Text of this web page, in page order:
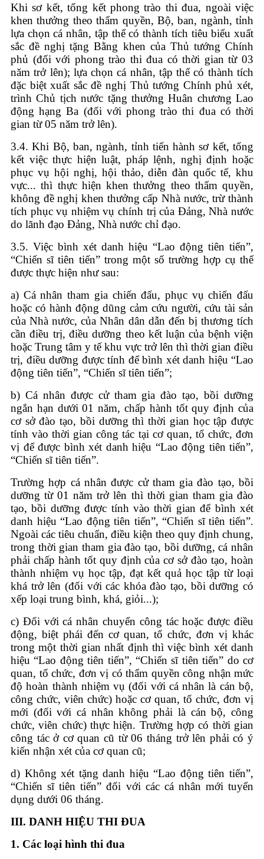
Khi sơ kết, tổng kết phong trào thi đua, ngoài việc
khen thưởng theo thẩm quyền, Bộ, ban, ngành, tỉnh
lựa chọn cá nhân, tập thể có thành tích tiêu biểu xuất
sắc đề nghị tặng Bằng khen của Thủ tướng Chính
phủ (đối với phong trào thi đua có thời gian từ 03
năm trở lên); lựa chọn cá nhân, tập thể có thành tích
đặc biệt xuất sắc đề nghị Thủ tướng Chính phủ xét,
trình Chủ tịch nước tặng thưởng Huân chương Lao
động hạng Ba (đối với phong trào thi đua có thời
gian từ 05 năm trở lên).
3.4. Khi Bộ, ban, ngành, tỉnh tiến hành sơ kết, tổng
kết việc thực hiện luật, pháp lệnh, nghị định hoặc
phục vụ hội nghị, hội thảo, diễn đàn quốc tế, khu
vực... thì thực hiện khen thưởng theo thẩm quyền,
không đề nghị khen thưởng cấp Nhà nước, trừ thành
tích phục vụ nhiệm vụ chính trị của Đảng, Nhà nước
do lãnh đạo Đảng, Nhà nước chỉ đạo.
3.5. Việc bình xét danh hiệu “Lao động tiên tiến”,
“Chiến sĩ tiên tiến” trong một số trường hợp cụ thể
được thực hiện như sau:
a) Cá nhân tham gia chiến đấu, phục vụ chiến đấu
hoặc có hành động dũng cảm cứu người, cứu tài sản
của Nhà nước, của Nhân dân dẫn đến bị thương tích
cần điều trị, điều dưỡng theo kết luận của bệnh viện
hoặc Trung tâm y tế khu vực trở lên thì thời gian điều
trị, điều dưỡng được tính để bình xét danh hiệu “Lao
động tiên tiến”, “Chiến sĩ tiên tiến”;
b) Cá nhân được cử tham gia đào tạo, bồi dưỡng
ngắn hạn dưới 01 năm, chấp hành tốt quy định của
cơ sở đào tạo, bồi dưỡng thì thời gian học tập được
tính vào thời gian công tác tại cơ quan, tổ chức, đơn
vị để được bình xét danh hiệu “Lao động tiên tiến”,
“Chiến sĩ tiên tiến”.
Trường hợp cá nhân được cử tham gia đào tạo, bồi
dưỡng từ 01 năm trở lên thì thời gian tham gia đào
tạo, bồi dưỡng được tính vào thời gian để bình xét
danh hiệu “Lao động tiên tiến”, “Chiến sĩ tiên tiến”.
Ngoài các tiêu chuẩn, điều kiện theo quy định chung,
trong thời gian tham gia đào tạo, bồi dưỡng, cá nhân
phải chấp hành tốt quy định của cơ sở đào tạo, hoàn
thành nhiệm vụ học tập, đạt kết quả học tập từ loại
khá trở lên (đối với các khóa đào tạo, bồi dưỡng có
xếp loại trung bình, khá, giỏi...);
c) Đối với cá nhân chuyển công tác hoặc được điều
động, biệt phái đến cơ quan, tổ chức, đơn vị khác
trong một thời gian nhất định thì việc bình xét danh
hiệu “Lao động tiên tiến”, “Chiến sĩ tiên tiến” do cơ
quan, tổ chức, đơn vị có thẩm quyền công nhận mức
độ hoàn thành nhiệm vụ (đối với cá nhân là cán bộ,
công chức, viên chức) hoặc cơ quan, tổ chức, đơn vị
mới (đối với cá nhân không phải là cán bộ, công
chức, viên chức) thực hiện. Trường hợp có thời gian
công tác ở cơ quan cũ từ 06 tháng trở lên phải có ý
kiến nhận xét của cơ quan cũ;
d) Không xét tặng danh hiệu “Lao động tiên tiến”,
“Chiến sĩ tiên tiến” đối với các cá nhân mới tuyển
dụng dưới 06 tháng.
III. DANH HIỆU THI ĐUA
1. Các loại hình thi đua